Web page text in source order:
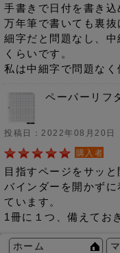
手書きで日付を書き込
万年筆で書いても裏抜
細字だと問題なし、
くらいです。
私は中細字で問題なく
ペーパーリフ
投稿日：2022年08月20日
購入者
目指すページをサッ
バインダーを開かず
ています。
1冊に１つ、備えてお
ホーム